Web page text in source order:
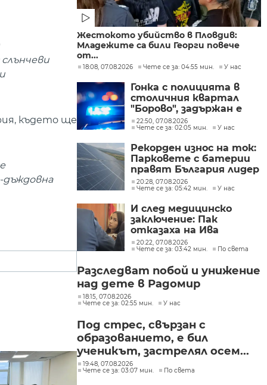
където ще
Жестокото убийство в Пловдив:
Младежите са били Георги повече
от...
18:08, 07.08.2026 Чете се за: 04:55 мин. У нас
Гонка с полицията в
столичния квартал
"Борово", задържан е
мъж, у когото са
намерени 460 000 евро
22:50, 07.08.2026
Чете се за: 02:05 мин.
У нас
Рекорден износ на ток:
Парковете с батерии
правят България лидер
на пазара
20:28, 07.08.2026
Чете се за: 05:42 мин.
У нас
И след медицинско
заключение: Пак
отказаха на Ива
Михайлова да се лекува
в България
20:22, 07.08.2026
Чете се за: 03:42 мин.
По света
Разследват побой и унижение
над дете в Радомир
18:15, 07.08.2026
Чете се за: 02:55 мин.
У нас
Под стрес, свързан с
образованието, е бил
ученикът, застрелял осем...
19:48, 07.08.2026
Чете се за: 03:07 мин.
По света